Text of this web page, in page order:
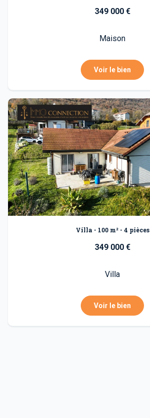
349 000 €
Maison
Voir le bien
Villa - 100 m² - 4 pièces
349 000 €
Villa
Voir le bien